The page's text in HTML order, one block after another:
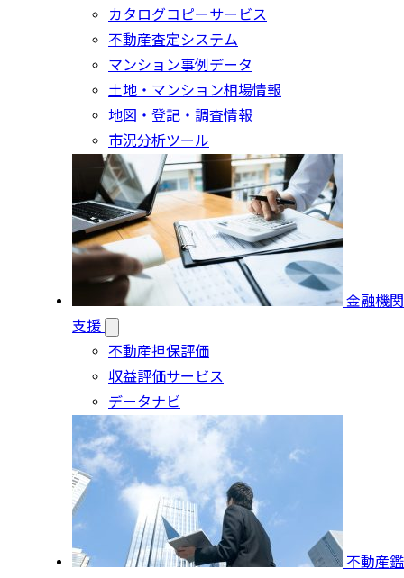
カタログコピーサービス
不動産査定システム
マンション事例データ
土地・マンション相場情報
地図・登記・調査情報
市況分析ツール
金融機関
支援
不動産担保評価
収益評価サービス
データナビ
不動産鑑